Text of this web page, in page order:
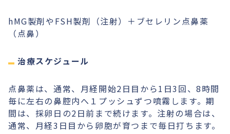
hMG製剤やFSH製剤（注射）＋ブセレリン点鼻薬
（点鼻）
治療スケジュール
点鼻薬は、通常、月経開始2日目から1日3回、8時間
毎に左右の鼻腔内へ１プッシュずつ噴霧します。期
間は、採卵日の2日前まで続けます。注射の場合は、
通常、月経3日目から卵胞が育つまで毎日打ちます。